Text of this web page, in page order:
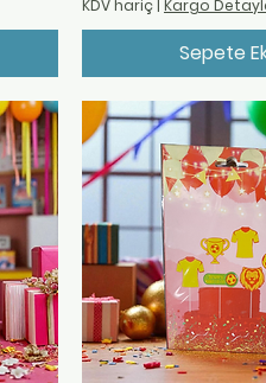
KDV hariç | Kargo
Sepete